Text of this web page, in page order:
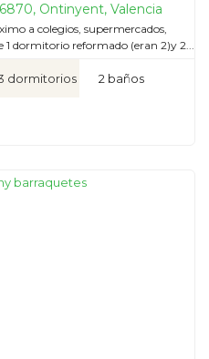
Ontinyent, Valencia
a colegios, supermercados,
1 dormitorio reformado (eran 2)y 2...
dormitorios 2 baños